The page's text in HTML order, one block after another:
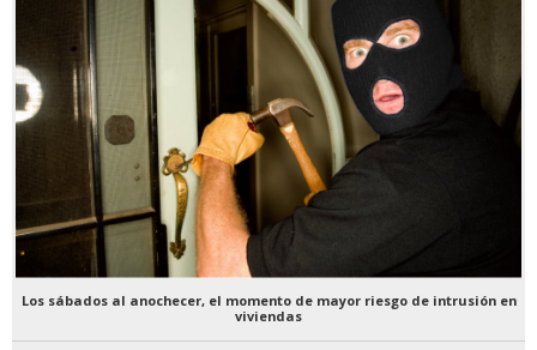
Los sábados al anochecer, el momento de mayor riesgo de intrusión en
viviendas